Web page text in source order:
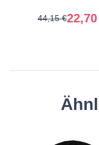
44,15 €